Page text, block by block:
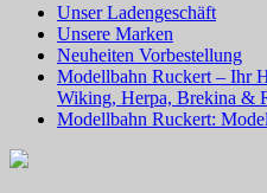
Unser Ladengeschäft
Unsere Marken
Neuheiten Vorbestellung
Modellbahn Ruckert – Ihr
Wiking, Herpa, Brekina &
Modellbahn Ruckert: